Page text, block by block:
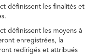
définissent les finalités et
définissent les moyens à
enregistrées, la
redirigés et attribués